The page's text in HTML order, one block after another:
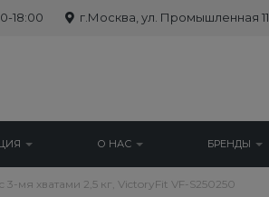
18:00 г.Москва, ул. Промышленная 11
О НАС БРЕНДЫ
мя хватами 2,5 кг, VictoryFit VF-S250250